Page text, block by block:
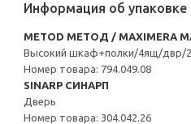
Информация об упаковке
METOD МЕТОД / MAXIMERA
Высокий шкаф+полки/4ящ/двр/
Номер товара: 794.049.08
SINARP СИНАРП
Дверь
Номер товара: 304.042.26